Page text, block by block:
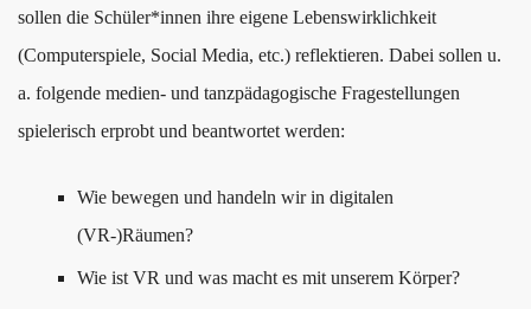
sollen die Schüler*innen ihre eigene Lebenswirklichkeit
(Computerspiele, Social Media, etc.) reflektieren. Dabei sollen u.
a. folgende medien- und tanzpädagogische Fragestellungen
spielerisch erprobt und beantwortet werden:
Wie bewegen und handeln wir in digitalen
(VR-)Räumen?
Wie ist VR und was macht es mit unserem Körper?